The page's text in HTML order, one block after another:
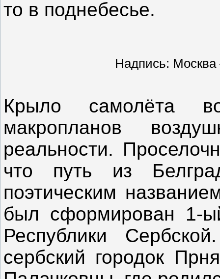
то в поднебесье.
Надпись:
Крыло самолёта
макропланов
реальности.
что путь из
поэтическим
был сформирован 1-
Республики
сербский городок